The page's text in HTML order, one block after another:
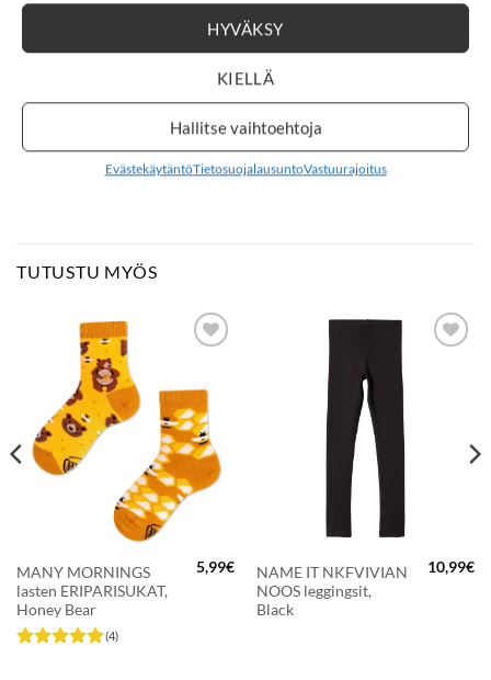
HYVÄKSY
KIELLÄ
Hallitse vaihtoehtoja
EvästekäytäntöTietosuojalausuntoVastuurajoitus
Väri: Black
LISÄÄ REIMA X MINNA PARIKKA
TUTUSTU MYÖS
SUOSIKKEIHIN
MANY MORNINGS
lasten ERIPARISUKAT,
Honey Bear
(4)
5,99€
LISÄÄ
SUOSIKKEIHIN
NAME IT NKFVIVIAN
NOOS leggingsit,
Black
10,99€